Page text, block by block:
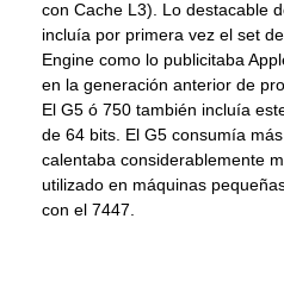
con Cache L3). Lo destacable
incluía por primera vez el set
Engine como lo publicitaba
en la generación anterior de
El G5 ó 750 también incluía
de 64 bits. El G5 consumía
calentaba considerablemente
utilizado en máquinas
con el 7447.